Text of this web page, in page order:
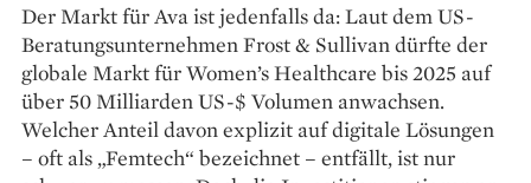
Der Markt für Ava ist jedenfalls da: Laut dem US-
Beratungsunternehmen Frost & Sullivan dürfte der
globale Markt für Women’s Healthcare bis 2025 auf
über 50 Milliarden US-$ Volumen anwachsen.
Welcher Anteil davon explizit auf digitale Lösungen
– oft als „Femtech“ bezeichnet – entfällt, ist nur